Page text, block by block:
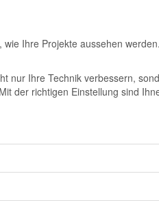
Ihre Projekte aussehen
Ihre Technik verbessern,
der richtigen Einstellung sind